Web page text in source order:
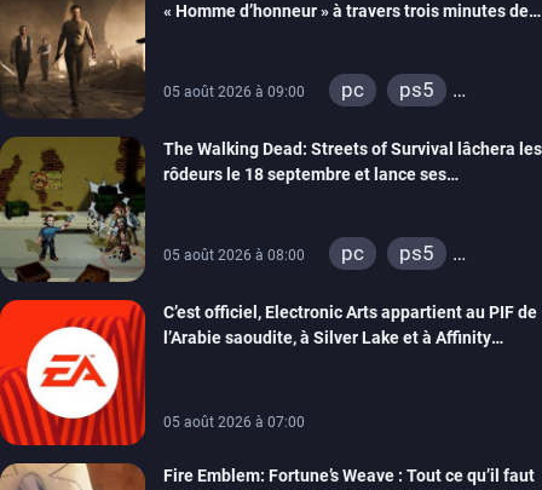
« Homme d’honneur » à travers trois minutes de
05 août 2026 à 09:00 pc
ps5
The Walking Dead: Streets of Survival lâchera les
rôdeurs le 18 septembre et lance ses
05 août 2026 à 08:00 pc
ps5
switch
switch 2
C’est officiel, Electronic Arts appartient au PIF de
l’Arabie saoudite, à Silver Lake et à Affinity
05 août 2026 à 07:00
Fire Emblem: Fortune’s Weave : Tout ce qu’il faut